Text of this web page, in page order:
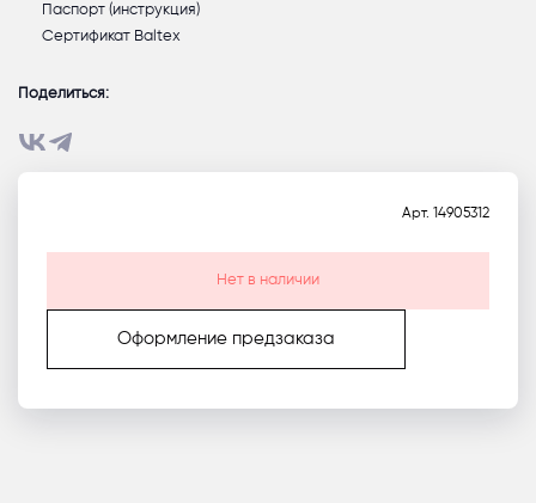
Паспорт (инструкция)
Сертификат Baltex
Поделиться:
Арт. 14905312
Нет в наличии
Оформление предзаказа